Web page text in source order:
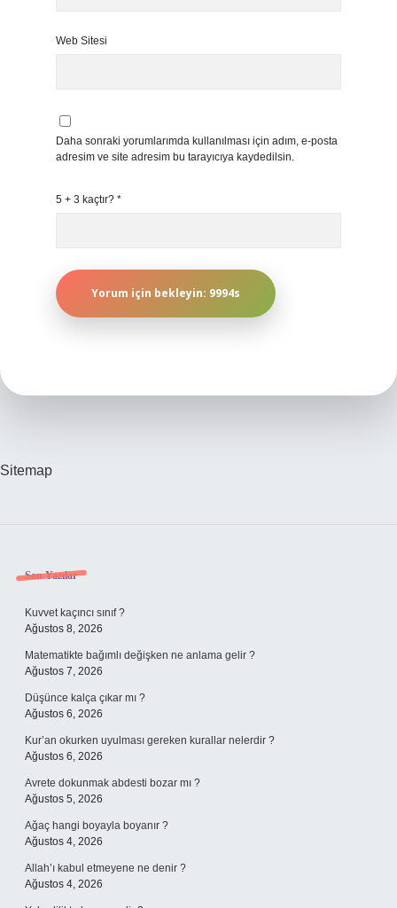
Web Sitesi
Daha sonraki yorumlarımda kullanılması için adım, e-posta
adresim ve site adresim bu tarayıcıya kaydedilsin.
5 + 3 kaçtır? *
Sitemap
Sidebar
Son Yazılar
Kuvvet kaçıncı sınıf ?
Ağustos 8, 2026
Matematikte bağımlı değişken ne anlama gelir ?
Ağustos 7, 2026
Düşünce kalça çıkar mı ?
Ağustos 6, 2026
Kur’an okurken uyulması gereken kurallar nelerdir ?
Ağustos 6, 2026
Avrete dokunmak abdesti bozar mı ?
Ağustos 5, 2026
Ağaç hangi boyayla boyanır ?
Ağustos 4, 2026
Allah’ı kabul etmeyene ne denir ?
Ağustos 4, 2026